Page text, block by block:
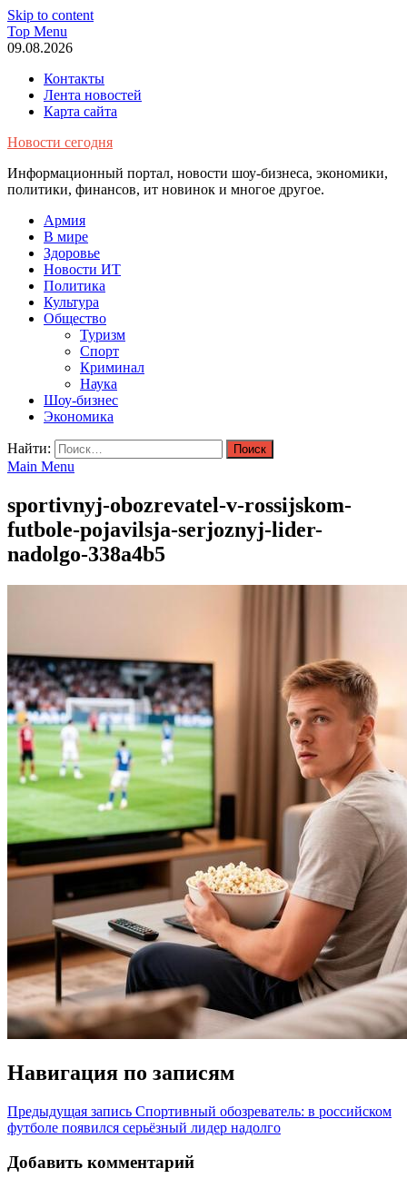
Skip to content
Top Menu
09.08.2026
Контакты
Лента новостей
Карта сайта
Новости сегодня
Информационный портал, новости шоу-бизнеса, экономики,
политики, финансов, ит новинок и многое другое.
Армия
В мире
Здоровье
Новости ИТ
Политика
Культура
Общество
Туризм
Спорт
Криминал
Наука
Шоу-бизнес
Экономика
Найти:
Main Menu
sportivnyj-obozrevatel-v-rossijskom-
futbole-pojavilsja-serjoznyj-lider-
nadolgo-338a4b5
Навигация по записям
Предыдущая запись Спортивный обозреватель: в российском
футболе появился серьёзный лидер надолго
Добавить комментарий